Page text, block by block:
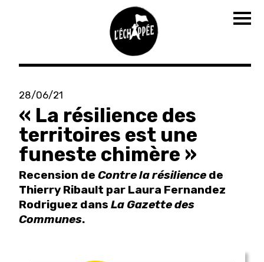
Aller
contenu
principal
28/06/21
« La résilience des
territoires est une
funeste chimère »
Recension de Contre la résilience de
Thierry Ribault par Laura Fernandez
Rodriguez dans La Gazette des
Communes.